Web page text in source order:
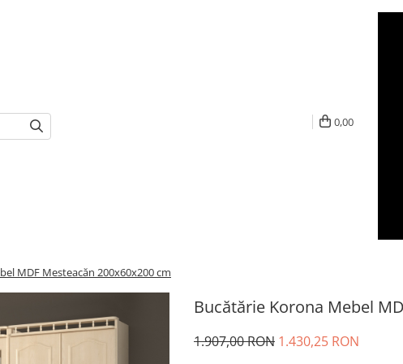
0,00
MDF Mesteacăn 200x60x200 cm
Bucătărie Korona Mebel
1.907,00 RON 1.430,25 RON